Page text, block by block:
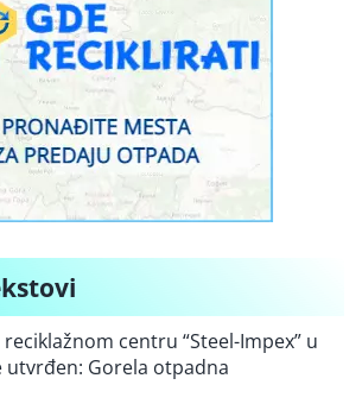
centru “Steel-Impex” u
utvrđen: Gorela otpadna